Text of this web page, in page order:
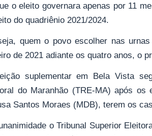
o eleito governara apenas por 11
do quadriênio 2021/2024.
quem o povo escolher nas
de 2021 adiante os quatro anos, o
suplementar em Bela Vista
do Maranhão (TRE-MA) após
Santos Moraes (MDB), terem os
o Tribunal Superior